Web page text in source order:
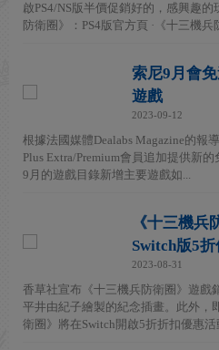
啟PS4/NS版半價促銷好的，感興趣
防衛圈》：PS4版官方頁 ·《十三機
索尼9月會
遊戲
2023-09-12
根據法國媒體Dealabs Magazine的報
Plus Extra/Premium會員追加提供新
9月的遊戲目錄新增主要遊戲如...
《十三機兵
Switch版5
2023-08-31
香草社宣布《十三機兵防衛圈》遊戲
平井由紀子繪製的紀念插畫。此外，
衛圈》將在Switch開啟5折折扣優惠活